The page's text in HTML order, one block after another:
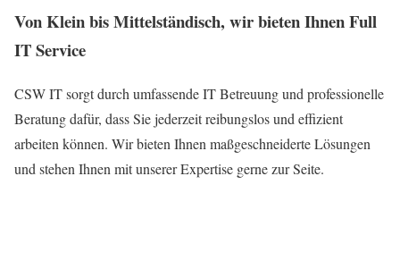
Von Klein bis Mittelständisch, wir bieten Ihnen Full
IT Service
CSW IT sorgt durch umfassende IT Betreuung und professionelle
Beratung dafür, dass Sie jederzeit reibungslos und effizient
arbeiten können. Wir bieten Ihnen maßgeschneiderte Lösungen
und stehen Ihnen mit unserer Expertise gerne zur Seite.